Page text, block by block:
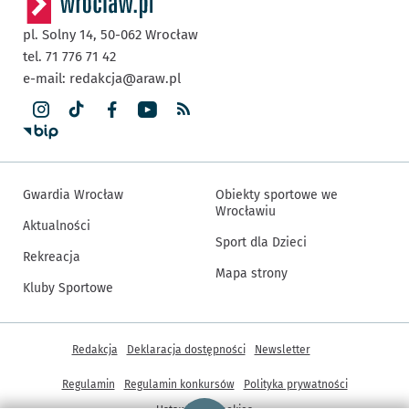
pl. Solny 14, 50-062 Wrocław
tel. 71 776 71 42
e-mail: redakcja@araw.pl
Gwardia Wrocław
Aktualności
Rekreacja
Kluby Sportowe
Obiekty sportowe we
Wrocławiu
Sport dla Dzieci
Mapa strony
Inne informacje
Redakcja Deklaracja dostępności Newsletter
Regulamin Regulamin konkursów
Polityka prywatności